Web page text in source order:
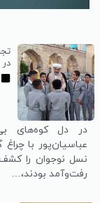
در دل کوه‌های
عباسیان‌پور با
نسل نوجوان را کشف
رفت‌وآمد بودند،…